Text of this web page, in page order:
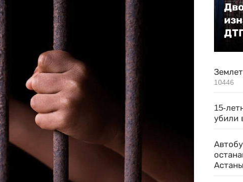
10446
15-
убили
Астаны